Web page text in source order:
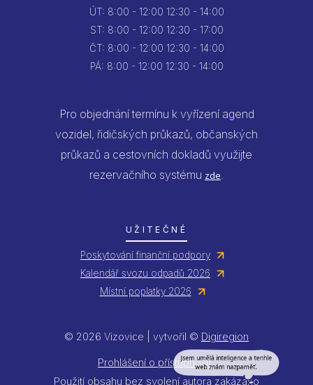
ÚT: 8:00 - 12:00 12:30 - 14:00
ST: 8:00 - 12:00 12:30 - 17:00
ČT: 8:00 - 12:00 12:30 - 14:00
PÁ: 8:00 - 12:00 12:30 - 14:00
Pro objednání termínu k vyřízení agend
vozidel, řidičských průkazů, občanských
průkazů a cestovních dokladů využijte
rezervačního systému zde.
UŽITEČNÉ
Poskytování finanční podpory
Kalendář svozu odpadů 2026
Místní poplatky 2026
© 2026 Vizovice | vytvořil © Digiregion
Prohlášení o přístupnosti
Použití obsahu bez svolení autora zakázáno
Jsem umělá inteligence a tenhle
web znám nazpaměť.